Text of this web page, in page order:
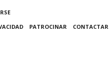
PATROCINAR CONTACTAR